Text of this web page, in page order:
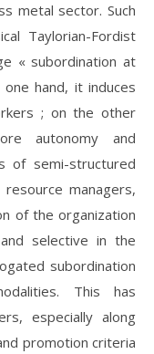
metal sector. Such
Taylorian-Fordist
« subordination at
hand, it induces
; on the other
autonomy and
of semi-structured
managers,
of the organization
selective in the
subordination
This has
especially along
promotion criteria